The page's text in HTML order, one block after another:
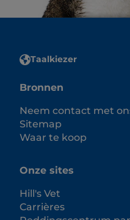
Taalkiezer
Bronnen
Neem contact met
Sitemap
Waar te koop
Onze sites
Hill's Vet
Carrières